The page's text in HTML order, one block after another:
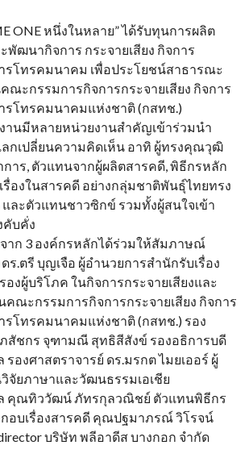
ONE หนึ่งในหลาย” ได้รับทุนการผลิต
พัฒนากิจการ กระจายเสียง กิจการ
รโทรคมนาคม เพื่อประโยชน์สาธารณะ
ณะกรรมการกิจการกระจายเสียง กิจการ
รโทรคมนาคมแห่งชาติ (กสทช.)
านมีหลายหน่วยงานสำคัญเข้าร่วมนำ
กเปลี่ยนความคิดเห็น อาทิ ผู้ทรงคุณวุฒิ
าร, ตัวแทนจากผู้ผลิตสารคดี, พิธีกรหลัก
รื่องในสารคดี อย่างกลุ่มชาติพันธุ์ไทยทรง
และตัวแทนชาวซิกข์ รวมทั้งผู้สนใจเข้า
คับคั่ง
าก 3 องค์กรหลักได้ร่วมให้สัมภาษณ์
ร.ตรี บุญเจือ ผู้อำนวยการสำนักรับเรื่อง
งผู้บริโภค ในกิจการกระจายเสียงและ
ณะกรรมการกิจการกระจายเสียง กิจการ
รโทรคมนาคมแห่งชาติ (กสทช.) รอง
ภสัชกร จุฑามณี สุทธิสีสังข์ รองอธิการบดี
องศาสตราจารย์ ดร.มรกต ไมยเออร์ ผู้
จัยภาษาและวัฒนธรรมเอเชีย
คุณทิววัฒน์ ภัทรกุลวณิชย์ ตัวแทนพิธีกร
อบเรื่องสารคดี คุณปฐมาภรณ์ วิโรจน์
บริษัท พลีอาดีส บางกอก จำกัด